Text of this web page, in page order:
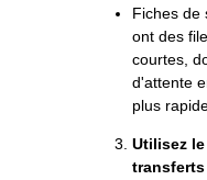
Fiches de
ont des
courtes,
d'attente
plus
Utilisez